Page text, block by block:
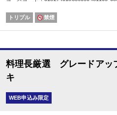
トリプル 禁煙
料理長厳選 グレードア
キ
WEB申込み限定